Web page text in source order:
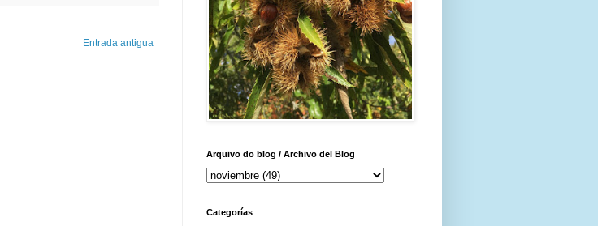
Entrada antigua
Arquivo do blog / Archivo del Blog
Categorías